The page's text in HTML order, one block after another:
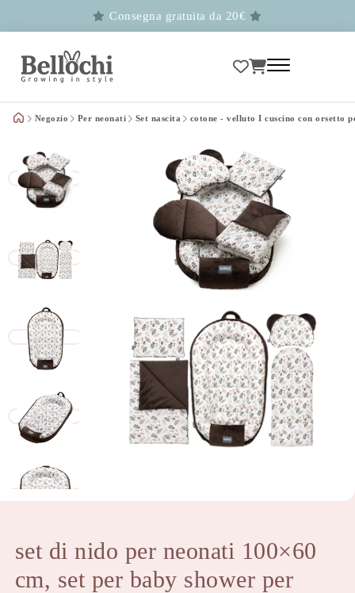
Consegna gratuita da 20€
Negozio Per neonati Set nascita cotone - velluto I cuscino con orsetto
set di nido per neonati 100×60
cm, set per baby shower per